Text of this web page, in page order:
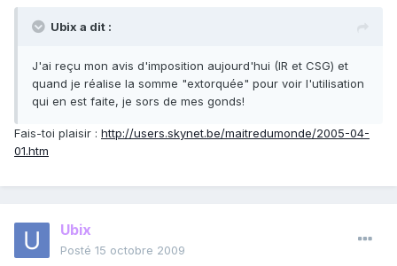
Ubix a dit :
J'ai reçu mon avis d'imposition aujourd'hui (IR et CSG) et
quand je réalise la somme "extorquée" pour voir l'utilisation
qui en est faite, je sors de mes gonds!
Fais-toi plaisir : http://users.skynet.be/maitredumonde/2005-04-
01.htm
Ubix
Posté 15 octobre 2009